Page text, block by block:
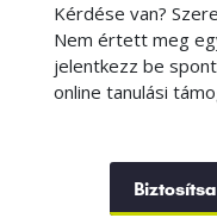
Kérdése van?
Nem értett meg
jelentkezz be
online tanulási